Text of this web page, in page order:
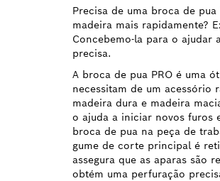
Precisa de uma broca de
madeira mais rapidamente?
Concebemo-la para o ajudar
precisa.
A broca de pua PRO é uma
necessitam de um acessório
madeira dura e madeira
o ajuda a iniciar novos furos
broca de pua na peça de
gume de corte principal é
assegura que as aparas são
obtém uma perfuração